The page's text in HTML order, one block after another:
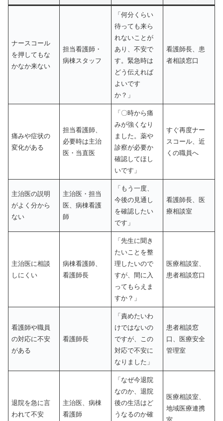
ナースコール
を押してもな
かなか来ない
担当看護師・
病棟スタッフ
「何分くらい
待っても来ら
れないことが
あり、不安で
す。緊急時は
どう伝えれば
よいです
か？」
看護師長、患
者相談窓口
痛みや症状の
変化がある
担当看護師、
必要時は主治
医・当直医
「〇時から痛
みが強くなり
ました。薬や
診察が必要か
確認してほし
いです」
すぐ再度ナー
スコール、近
くの職員へ
主治医の説明
がよく分から
ない
主治医・担当
医、病棟看護
師
「もう一度、
今後の見通し
を確認したい
です」
看護師長、医
療相談室
主治医に相談
しにくい
病棟看護師、
看護師長
「先生に聞き
たいことを整
理したいので
すが、間に入
ってもらえま
すか？」
医療相談室、
患者相談窓口
看護師や職員
の対応に不安
がある
看護師長
「責めたいわ
けではないの
ですが、この
対応で不安に
なりました」
患者相談窓
口、医療安全
管理室
退院を急に言
われて不安
主治医、病棟
看護師
「なぜ今退院
なのか、退院
後の生活はど
うなるのか確
医療相談室、
地域医療連携